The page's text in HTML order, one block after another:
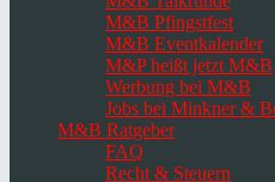
M&B Pfingstfest
M&B Eventkalender
M&P heißt jetzt M&B
Werbung bei M&B
Jobs bei Minkner &
M&B Ratgeber
FAQ
Recht & Steuern